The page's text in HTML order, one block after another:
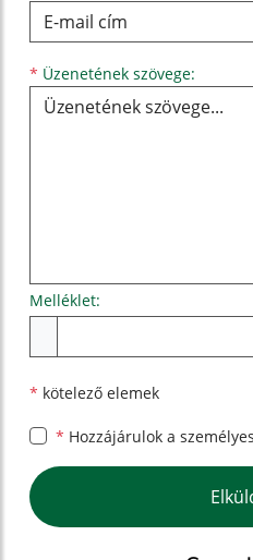
* Üzenetének szövege:
Melléklet:
* kötelező elemek
* Hozzájárulok a személyes
Google reCaptcha Response